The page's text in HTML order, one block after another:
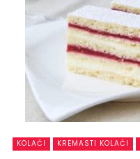
KOLAČI KREMASTI KOLAČI